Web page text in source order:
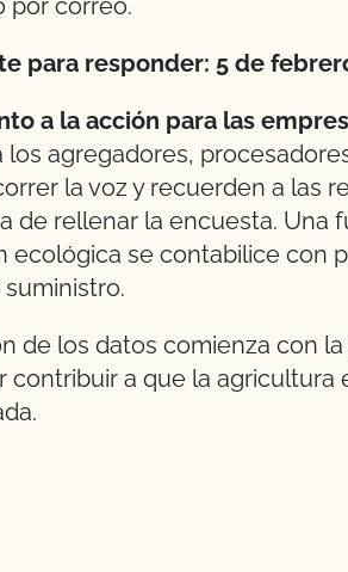
por correo.
para responder: 5 de
a la acción para las
los agregadores,
la voz y recuerden a las
de rellenar la encuesta. Una
ecológica se contabilice con
de los datos comienza con
contribuir a que la